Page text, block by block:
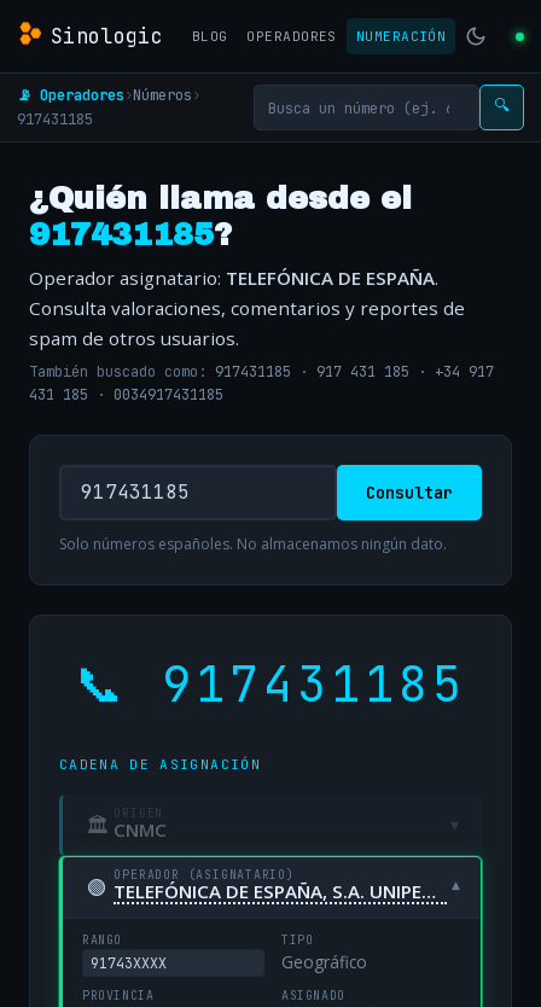
Sinologic BLOG OPERADORES NUMERACIÓN
📡 Operadores›Números›
917431185
🔍
¿Quién llama desde el
917431185?
Operador asignatario: TELEFÓNICA DE ESPAÑA.
Consulta valoraciones, comentarios y reportes de
spam de otros usuarios.
También buscado como: 917431185 · 917 431 185 · +34 917
431 185 · 0034917431185
Consultar
Solo números españoles. No almacenamos ningún dato.
📞 917431185
CADENA DE ASIGNACIÓN
🏛 ORIGEN
CNMC ▾
🟢 OPERADOR (ASIGNATARIO)
TELEFÓNICA DE ESPAÑA, S.A. UNIPERSONAL ▾
RANGO
91743XXXX
TIPO
Geográfico
PROVINCIA ASIGNADO